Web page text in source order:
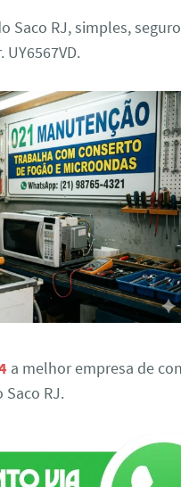
Saco RJ, simples,
a melhor empresa de
RJ.